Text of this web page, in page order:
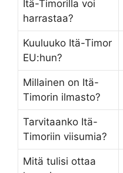
Itä-Timorilla voi
harrastaa?
Kuuluuko Itä-Timor
EU:hun?
Millainen on Itä-
Timorin ilmasto?
Tarvitaanko Itä-
Timoriin viisumia?
Mitä tulisi ottaa